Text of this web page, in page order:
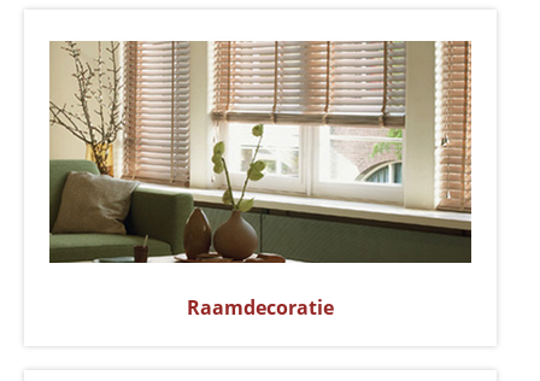
Raamdecoratie